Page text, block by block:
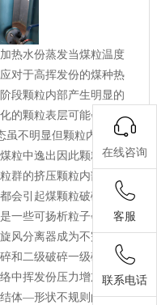
热水份蒸发当煤粒温度
对于高挥发份的煤种热
段颗粒内部产生明显的
的颗粒表层可能会崩裂
虽不明显但颗粒内部的热
粒中逸出因此颗粒内部
群的挤压颗粒内部温度
会引起煤颗粒破碎。煤
一些可扬析粒子会影响
风分离器成为不完全燃
和二级破碎一级破碎是
中挥发份压力增加而引
体—形状不规则的联
在线咨询
客服
联系电话